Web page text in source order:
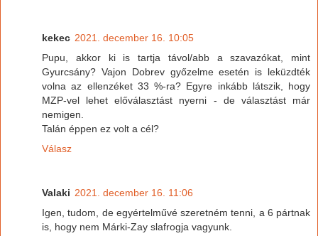
kekec 2021. december 16. 10:05
Pupu, akkor ki is tartja távol/abb a szavazókat, mint
Gyurcsány? Vajon Dobrev győzelme esetén is leküzdték
volna az ellenzéket 33 %-ra? Egyre inkább látszik, hogy
MZP-vel lehet előválasztást nyerni - de választást már
nemigen.
Talán éppen ez volt a cél?
Válasz
Valaki 2021. december 16. 11:06
Igen, tudom, de egyértelművé szeretném tenni, a 6 pártnak
is, hogy nem Márki-Zay slafrogja vagyunk.